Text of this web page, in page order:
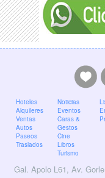
Hoteles
Alquileres
Ventas
Autos
Paseos
Traslados
Noticias
Eventos
Caras &
Gestos
Cine
Libros
Turismo
Gal. Apolo L61, Av.